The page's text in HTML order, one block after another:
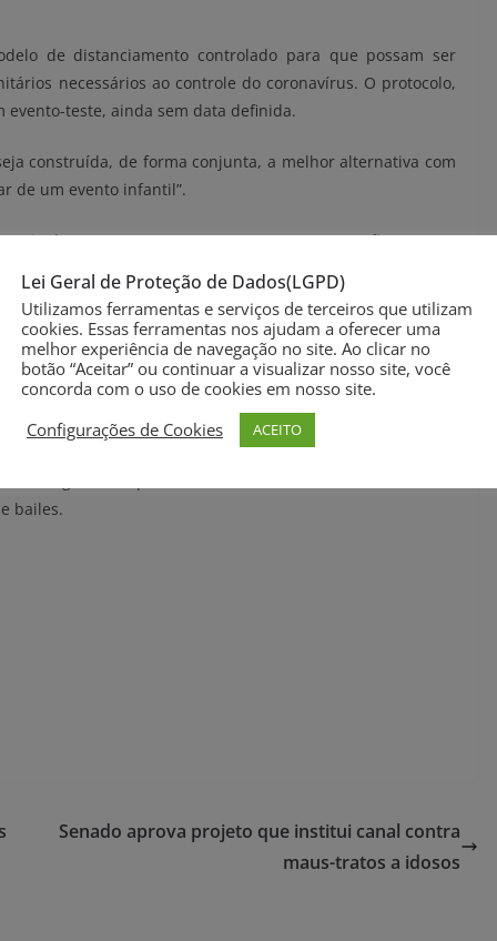
de distanciamento controlado para que possam ser
necessários ao controle do coronavírus. O protocolo,
teste, ainda sem data definida.
construída, de forma conjunta, a melhor alternativa com
de um evento infantil”.
de regramento para a proposta em questão e que a
ficar a cargo do comitê de crise, que delibera sobre a
das mesas, higienização dos brinquedos e
a você”, por exemplo, foram debatidas pelos
Polo, participou da reunião, assim como a diretora do
agendada para esta semana reuniões nos mesmos
bailes.
Senado aprova projeto que institui canal contra
maus-tratos a idosos
Lei Geral de Proteção de Dados(LGPD)
Utilizamos ferramentas e serviços de terceiros que utilizam
cookies. Essas ferramentas nos ajudam a oferecer uma
melhor experiência de navegação no site. Ao clicar no
botão “Aceitar” ou continuar a visualizar nosso site, você
concorda com o uso de cookies em nosso site.
Configurações de Cookies
ACEITO